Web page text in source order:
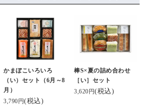
かまぼこいろいろ
（い）セット（6月～8
月）
3,790円(税込)
棒S×夏の詰め合わせ
［い］セット
3,620円(税込)